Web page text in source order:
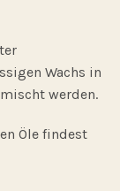
Wachs in
werden.
Öle findest